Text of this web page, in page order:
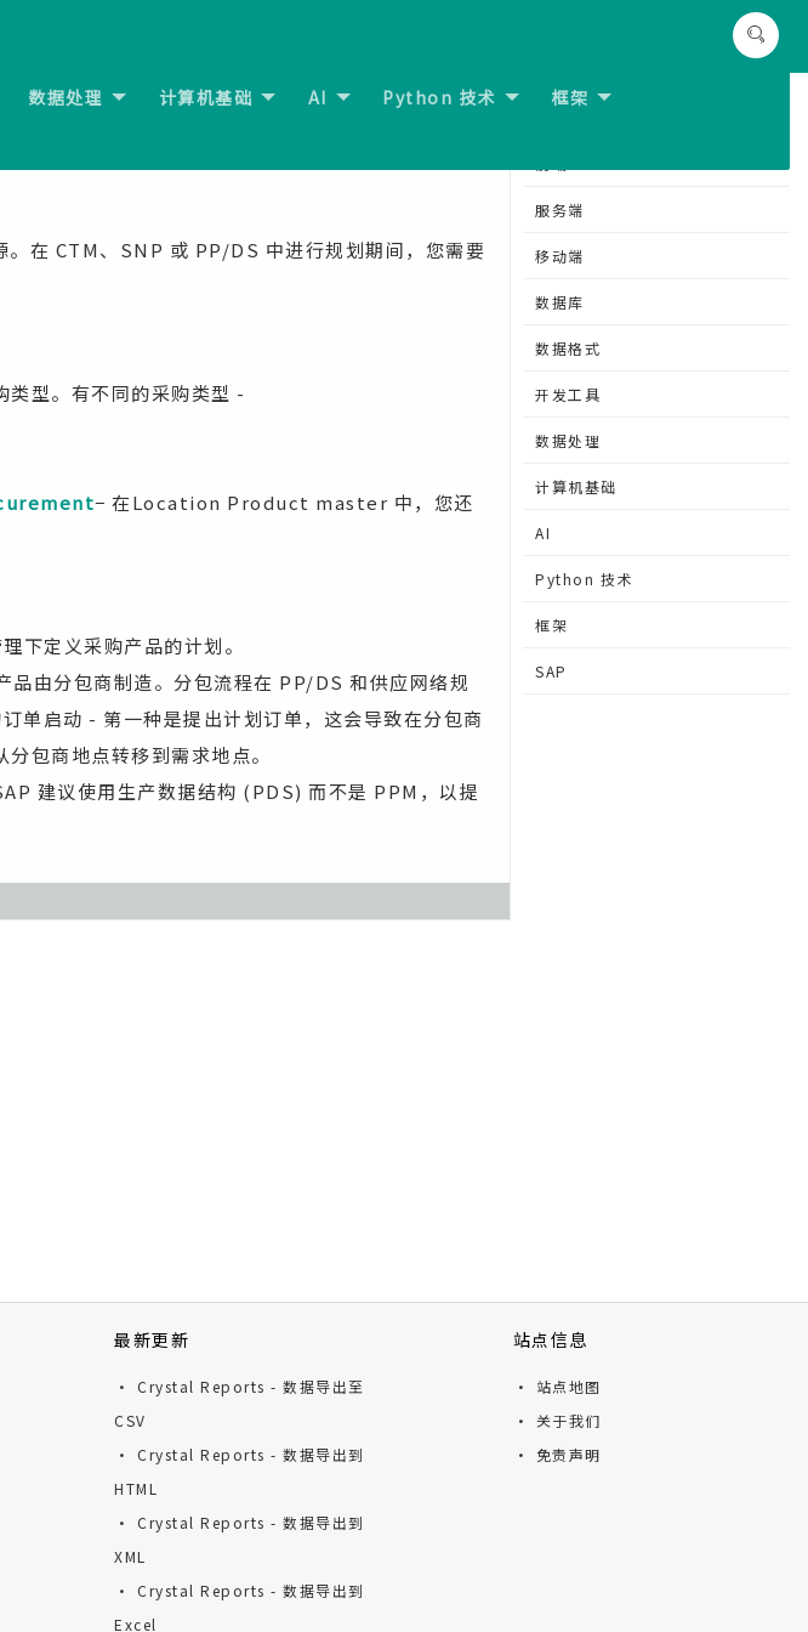
数据处理 计算机基础 AI Python 技术 框架
在 CTM、SNP 或 PP/DS 中进行规划期间，您需要
类型。有不同的采购类型 -
− 在Location Product master 中，您还
下定义采购产品的计划。
品由分包商制造。分包流程在 PP/DS 和供应网络规
单启动 - 第一种是提出​​计划订单，这会导致在分包商
包商地点转移到需求地点。
建议使用生产数据结构 (PDS) 而不是 PPM，以提
服务端
移动端
数据库
数据格式
开发工具
数据处理
计算机基础
AI
Python 技术
框架
SAP
最新更新
· Crystal Reports - 数据导出至
CSV
· Crystal Reports - 数据导出到
HTML
· Crystal Reports - 数据导出到
XML
· Crystal Reports - 数据导出到
Excel
站点信息
· 站点地图
· 关于我们
· 免责声明